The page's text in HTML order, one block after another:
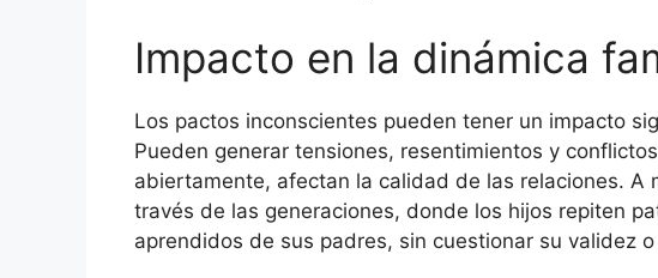
Impacto en la dinámica
Los pactos inconscientes pueden tener un impacto
Pueden generar tensiones, resentimientos y
abiertamente, afectan la calidad de las relaciones. A
través de las generaciones, donde los hijos repiten
aprendidos de sus padres, sin cuestionar su validez